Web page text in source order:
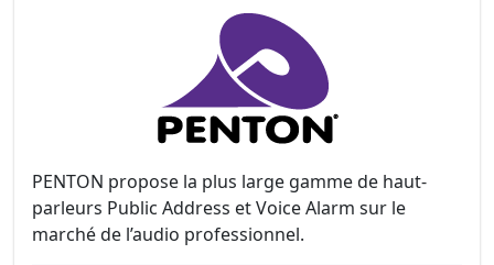
PENTON propose la plus large gamme de haut-
parleurs Public Address et Voice Alarm sur le
marché de l’audio professionnel.